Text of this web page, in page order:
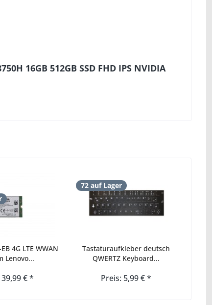
16GB 512GB SSD FHD IPS NVIDIA
4G LTE WWAN
Lenovo...
€ *
72 auf Lager
Tastaturaufkleber deutsch
QWERTZ Keyboard...
Preis: 5,99 € *